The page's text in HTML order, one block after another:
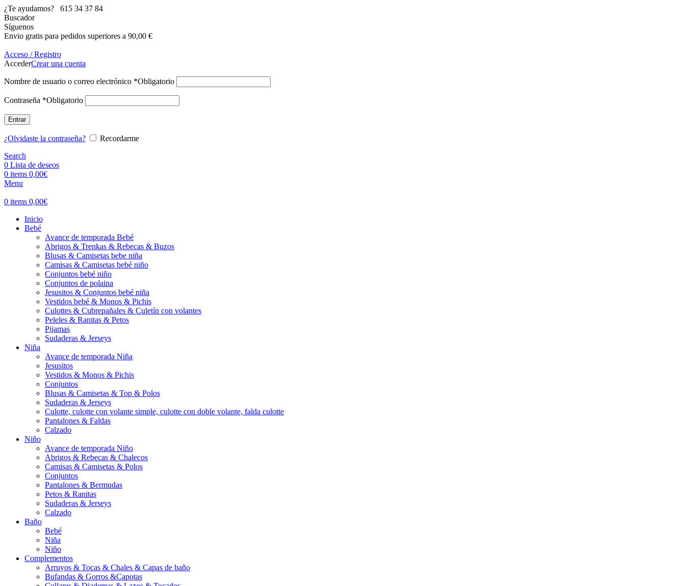
¿Te ayudamos?
615 34 37 84
Buscador
Síguenos
Envio gratis para pedidos superiores a 90,00 €
Acceso / Registro
AccederCrear una cuenta
Nombre de usuario o correo electrónico *Obligatorio
Contraseña *Obligatorio
Entrar
¿Olvidaste la contraseña?
Recordarme
Search
0 Lista de deseos
0 items 0,00€
Menu
0 items 0,00€
Inicio
Bebé
Avance de temporada Bebé
Abrigos & Trenkas & Rebecas & Buzos
Blusas & Camisetas bebe niña
Camisas & Camisetas bebé niño
Conjuntos bebé niño
Conjuntos de polaina
Jesusitos & Conjuntos bebé niña
Vestidos bebé & Monos & Pichis
Culottes & Cubrepañales & Culetín con volantes
Peleles & Ranitas & Petos
Pijamas
Sudaderas & Jerseys
Niña
Avance de temporada Niña
Jesusitos
Vestidos & Monos & Pichis
Conjuntos
Blusas & Camisetas & Top & Polos
Sudaderas & Jerseys
Culotte, culotte con volante simple, culotte con doble volante, falda culotte
Pantalones & Faldas
Calzado
Niño
Avance de temporada Niño
Abrigos & Rebecas & Chalecos
Camisas & Camisetas & Polos
Conjuntos
Pantalones & Bermudas
Petos & Ranitas
Sudaderas & Jerseys
Calzado
Baño
Bebé
Niña
Niño
Complementos
Arruyos & Tocas & Chales & Capas de baño
Bufandas & Gorros &Capotas